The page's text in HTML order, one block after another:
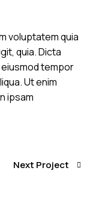
voluptatem quia
quia. Dicta
tempor
Ut enim
ipsam
Next Project